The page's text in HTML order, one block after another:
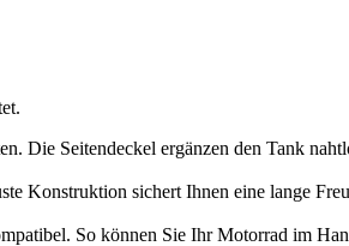
Die Seitendeckel ergänzen den Tank
Konstruktion sichert Ihnen eine lange
So können Sie Ihr Motorrad im